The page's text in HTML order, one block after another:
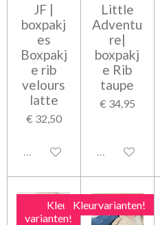
JF |
boxpakj
es
Boxpakj
e rib
velours
latte
€ 32,50
Uitgeschakeld
Little
Adventu
re|
boxpakj
e Rib
taupe
€ 34,95
Uitgeschakeld
Kleur
varianten!
Kleurvarianten!